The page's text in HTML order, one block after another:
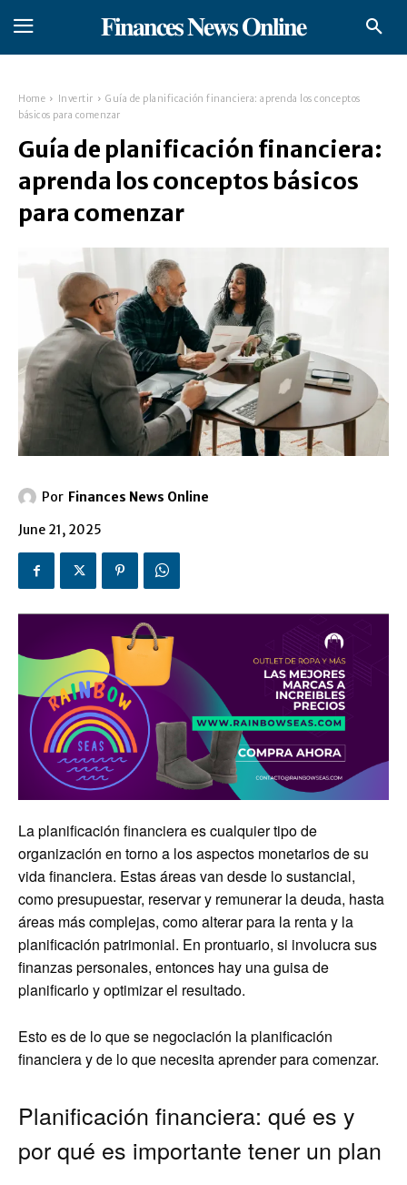
𝐅𝐢𝐧𝐚𝐧𝐜𝐞𝐬 𝐍𝐞𝐰𝐬 𝐎𝐧𝐥𝐢𝐧𝐞
Home Invertir
Guía de planificación financiera: aprenda los conceptos
básicos para comenzar
Guía de planificación financiera:
aprenda los conceptos básicos
para comenzar
Por Finances News Online
June 21, 2025
La planificación financiera es cualquier tipo de
organización en torno a los aspectos monetarios de su
vida financiera. Estas áreas van desde lo sustancial,
como presupuestar, reservar y remunerar la deuda, hasta
áreas más complejas, como alterar para la renta y la
planificación patrimonial. En prontuario, si involucra sus
finanzas personales, entonces hay una guisa de
planificarlo y optimizar el resultado.
Esto es de lo que se negociación la planificación
financiera y de lo que necesita aprender para comenzar.
Planificación financiera: qué es y
por qué es importante tener un plan